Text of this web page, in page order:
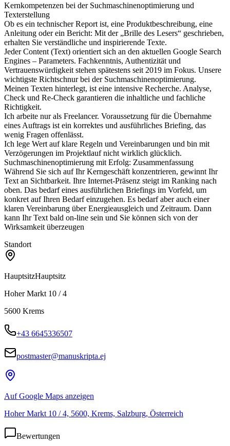
Kernkompetenzen bei der Suchmaschinenoptimierung und
Texterstellung
Ob es ein technischer Report ist, eine Produktbeschreibung, eine
Anleitung oder ein Bericht: Mit der „Brille des Lesers“ geschrieben,
erhalten Sie verständliche und inspirierende Texte.
Jeder Content (Text) orientiert sich an den aktuellen Google Search
Engines – Parameters. Fachkenntnis, Authentizität und
Vertrauenswürdigkeit stehen spätestens seit 2019 im Fokus. Unsere
wichtigste Richtschnur bei der Suchmaschinenoptimierung.
Meinen Texten hinterlegt, ist eine intensive Recherche. Analyse,
Check und Re-Check garantieren die inhaltliche und fachliche
Richtigkeit.
Ich arbeite nur als Freelancer. Voraussetzung für die Übernahme
eines Auftrags ist ein korrektes und ausführliches Briefing, das
wenig Fragen offenlässt.
Ich lege Wert auf klare Regeln und Vereinbarungen und bin mit
Verzögerungen im Projektlauf nicht wirklich glücklich.
Suchmaschinenoptimierung mit Erfolg: Zusammenfassung
Während Sie sich auf Ihr Kerngeschäft konzentrieren, gewinnt Ihr
Text an Sichtbarkeit. Ihre Internet-Präsenz steigt im Ranking nach
oben. Das bedarf eines ausführlichen Briefings im Vorfeld, um
konkret auf Ihren Bedarf einzugehen. Es bedarf aber auch einer
klaren Vereinbarung über Energieausgleich und Zeitraum. Dann
kann Ihr Text bald on-line sein und Sie können sich von der
Wirksamkeit überzeugen
Standort
HauptsitzHauptsitz
Hoher Markt 10 / 4
5600 Krems
+43 6645336507
postmaster@manuskripta.ej
Auf Google Maps anzeigen
Hoher Markt 10 / 4, 5600, Krems, Salzburg, Österreich
Bewertungen